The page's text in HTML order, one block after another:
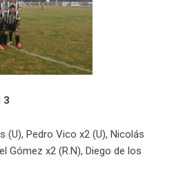
3
(U), Pedro Vico x2 (U), Nicolás
Gómez x2 (R.N), Diego de los